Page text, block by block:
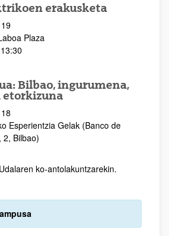
erakusketa
Plaza
Bilbao, ingurumena,
etorkizuna
Esperientzia Gelak (Banco de
2, Bilbao)
ko-antolakuntzarekin.